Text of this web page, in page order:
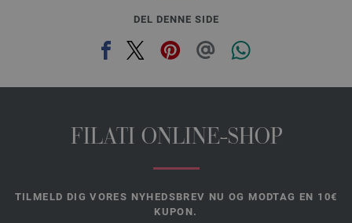
DEL DENNE SIDE
FILATI ONLINE-SHOP
TILMELD DIG VORES NYHEDSBREV NU OG MODTAG EN 10€
KUPON.